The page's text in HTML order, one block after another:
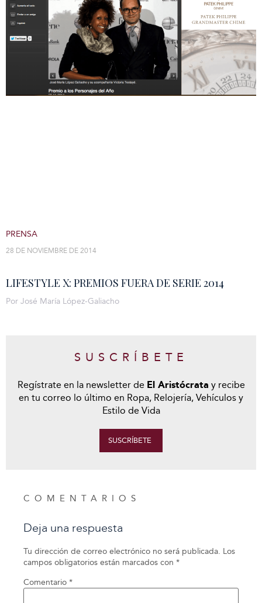
LIFESTYLE X: PREMIOS FUERA DE SERIE 2014
28 DE NOVIEMBRE DE 2014
PRENSA
Por José María López-Galiacho
SUSCRÍBETE
Regístrate en la newsletter de El Aristócrata y recibe
en tu correo lo último en Ropa, Relojería, Vehículos y
Estilo de Vida
SUSCRÍBETE
COMENTARIOS
Deja una respuesta
Tu dirección de correo electrónico no será publicada. Los
campos obligatorios están marcados con *
Comentario *